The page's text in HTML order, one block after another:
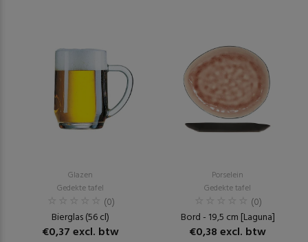
Glazen
Gedekte tafel
(0)
Bierglas (56 cl)
€0,37 excl. btw
Porselein
Gedekte tafel
(0)
Bord - 19,5 cm [Laguna]
€0,38 excl. btw